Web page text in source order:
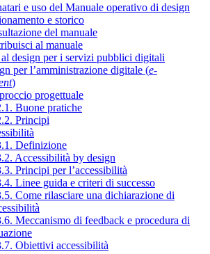
e uso del Manuale operativo di design
e storico
del manuale
al manuale
design per i servizi pubblici digitali
per l’amministrazione digitale (e-
)
progettuale
Buone pratiche
Principi
Definizione
Accessibilità by design
Principi per l’accessibilità
Linee guida e criteri di successo
Come rilasciare una dichiarazione di
Meccanismo di feedback e procedura di
Obiettivi accessibilità